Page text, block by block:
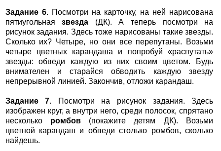
Задание 6. Посмотри на карточку, на ней нарисована
пятиугольнаязвезда (ДК). А теперь посмотри на
рисунок задания. Здесь тоже нарисованы такие звезды.
Сколько их? Четыре, но они все перепутаны. Возьми
четыре цветных карандаша и попробуй «распутать»
звезды: обведи каждую из них своим цветом. Будь
внимателен и старайся обводить каждую звезду
непрерывной линией. Закончив, отложи карандаш.
Задание 7. Посмотри на рисунок задания. Здесь
изображен круг, а внутри него, среди полосок, спрятано
несколько ромбов(покажите детям ДК). Возьми
цветной карандаш и обведи столько ромбов, сколько
найдешь.